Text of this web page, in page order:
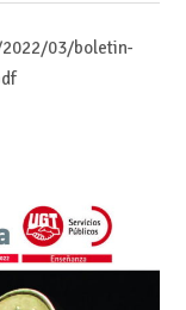
03/boletin-